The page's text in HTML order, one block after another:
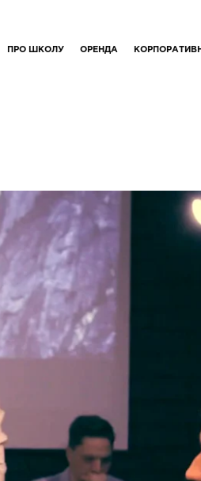
ПРО ШКОЛУ ОРЕНДА